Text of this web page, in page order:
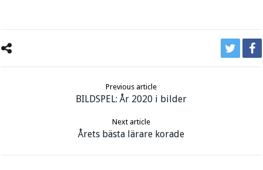
Previous article
BILDSPEL: År 2020 i bilder
Next article
Årets bästa lärare korade